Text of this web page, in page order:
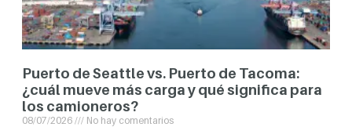
Puerto de Seattle vs. Puerto de Tacoma:
¿cuál mueve más carga y qué significa para
los camioneros?
08/07/2026 No hay comentarios